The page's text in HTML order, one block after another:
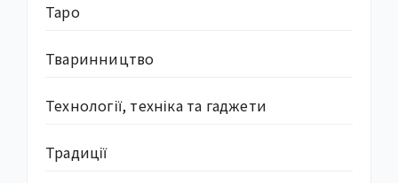
Таро
Тваринництво
Технології, техніка та гаджети
Традиції